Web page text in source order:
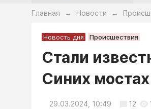
Главная → Новости →
Новость дня Происшествия
Стали
Синих
29.03.2024, 10:49 12